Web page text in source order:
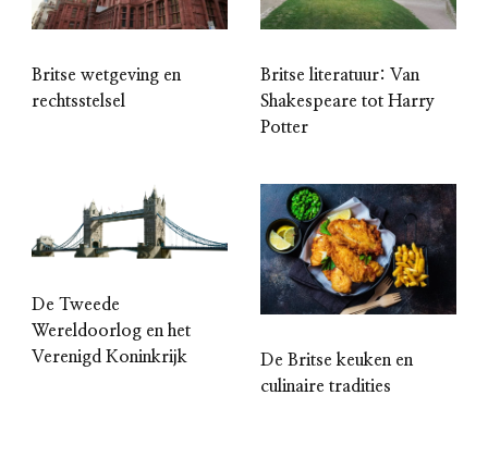
Britse wetgeving en
rechtsstelsel
Britse literatuur: Van
Shakespeare tot Harry
Potter
De Tweede
Wereldoorlog en het
Verenigd Koninkrijk
De Britse keuken en
culinaire tradities